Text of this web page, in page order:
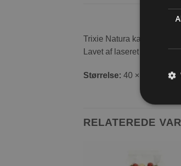
Trixie Natura kaninhus til
Lavet af laseret fyrretræ.
Størrelse: 40 × 20 × 28 cm
RELATEREDE